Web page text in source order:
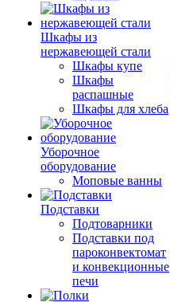
Шкафы из
нержавеющей стали
Шкафы купе
Шкафы
распашные
Шкафы для хлеба
Уборочное
оборудование
Моповые ванны
Подставки
Подтоварники
Подставки под
пароконвектомат
и конвекционные
печи